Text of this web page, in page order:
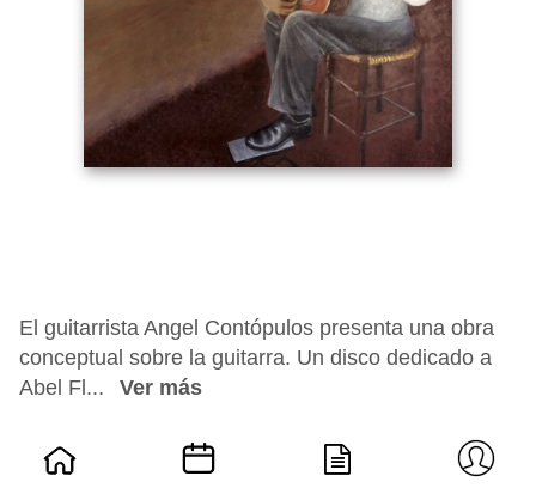
El guitarrista Angel Contópulos presenta una obra
conceptual sobre la guitarra. Un disco dedicado a
Abel Fl...
Ver más